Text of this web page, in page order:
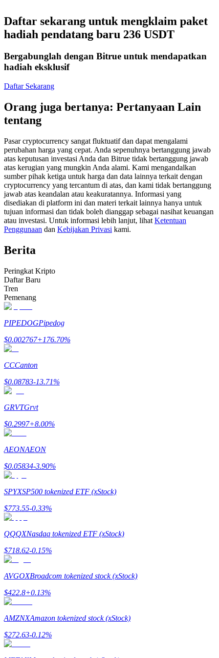
Copy Trading
Bergabunglah dengan pedagang top
Menjadi Pedagang Salinan
Informasi
Panduan Pemula Berjangka
Strategi perdagangan
Pelajari cara untuk tetap menghasilkan keuntungan
Daftar sekarang untuk mengklaim paket
hadiah pendatang baru 236 USDT
Bergabunglah dengan Bitrue untuk mendapatkan
hadiah eksklusif
Daftar Sekarang
Orang juga bertanya: Pertanyaan Lain
tentang
Pasar cryptocurrency sangat fluktuatif dan dapat mengalami
perubahan harga yang cepat. Anda sepenuhnya bertanggung jawab
atas keputusan investasi Anda dan Bitrue tidak bertanggung jawab
atas kerugian yang mungkin Anda alami. Kami mengandalkan
sumber pihak ketiga untuk harga dan data lainnya terkait dengan
cryptocurrency yang tercantum di atas, dan kami tidak bertanggung
jawab atas keandalan atau keakuratannya. Informasi yang
disediakan di platform ini dan materi terkait lainnya hanya untuk
tujuan informasi dan tidak boleh dianggap sebagai nasihat keuangan
atau investasi. Untuk informasi lebih lanjut, lihat Ketentuan
Penggunaan dan Kebijakan Privasi kami.
Berita
Peringkat Kripto
Daftar Baru
Tren
Pemenang
PIPEDOGPipedog
$0.002767+176.70%
CCCanton
$0.08783-13.71%
GRVTGrvt
$0.2997+8.00%
AEONAEON
$0.05834-3.90%
SPYXSP500 tokenized ETF (xStock)
$773.55-0.33%
QQQXNasdaq tokenized ETF (xStock)
$718.62-0.15%
AVGOXBroadcom tokenized stock (xStock)
$422.8+0.13%
AMZNXAmazon tokenized stock (xStock)
$272.63-0.12%